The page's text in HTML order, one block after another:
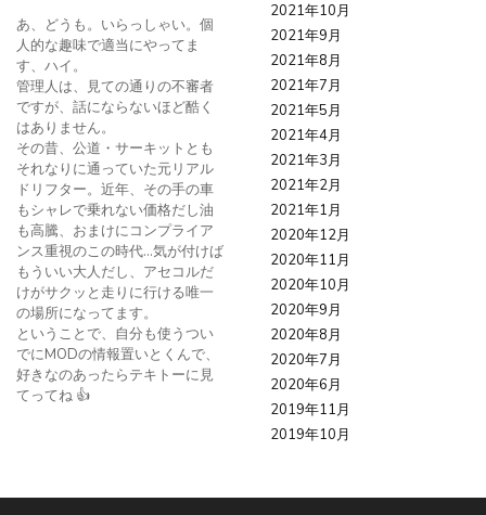
あ、どうも。いらっしゃい。個
人的な趣味で適当にやってま
す、ハイ。
管理人は、見ての通りの不審者
ですが、話にならないほど酷く
はありません。
その昔、公道・サーキットとも
それなりに通っていた元リアル
ドリフター。近年、その手の車
もシャレで乗れない価格だし油
も高騰、おまけにコンプライア
ンス重視のこの時代…気が付けば
もういい大人だし、アセコルだ
けがサクッと走りに行ける唯一
の場所になってます。
ということで、自分も使うつい
でにMODの情報置いとくんで、
好きなのあったらテキトーに見
てってね 👍
2021年10月
2021年9月
2021年8月
2021年7月
2021年5月
2021年4月
2021年3月
2021年2月
2021年1月
2020年12月
2020年11月
2020年10月
2020年9月
2020年8月
2020年7月
2020年6月
2019年11月
2019年10月